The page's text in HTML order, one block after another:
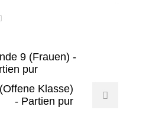
9 (Frauen) -
pur
Klasse)
- Partien pur